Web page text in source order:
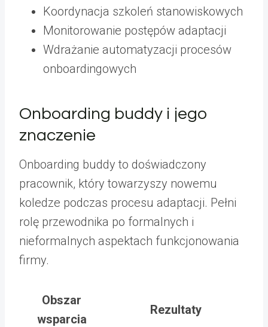
Koordynacja szkoleń stanowiskowych
Monitorowanie postępów adaptacji
Wdrażanie automatyzacji procesów
onboardingowych
Onboarding buddy i jego
znaczenie
Onboarding buddy to doświadczony
pracownik, który towarzyszy nowemu
koledze podczas procesu adaptacji. Pełni
rolę przewodnika po formalnych i
nieformalnych aspektach funkcjonowania
firmy.
Obszar
wsparcia
Rezultaty